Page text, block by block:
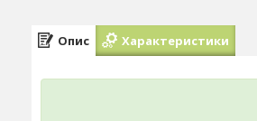
Опис Характеристики